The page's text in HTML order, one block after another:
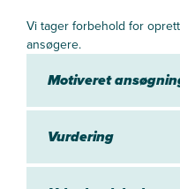
Vi tager forbehold for
ansøgere.
Motiveret
Vurdering